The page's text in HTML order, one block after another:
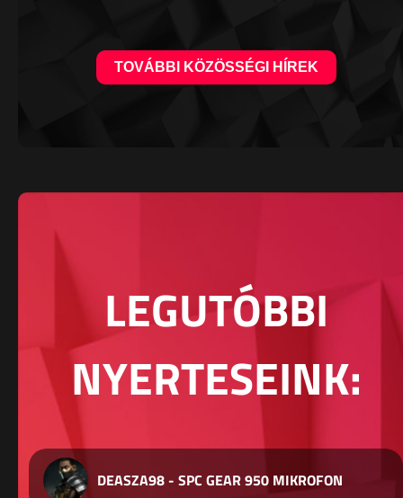
TOVÁBBI KÖZÖSSÉGI HÍREK
LEGUTÓBBI
NYERTESEINK:
DEASZA98 - SPC GEAR 950 MIKROFON